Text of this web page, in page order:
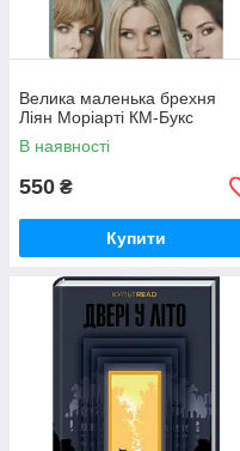
Велика маленька брехня
Ліян Моріарті КМ-Букс
В наявності
550 ₴
Купити